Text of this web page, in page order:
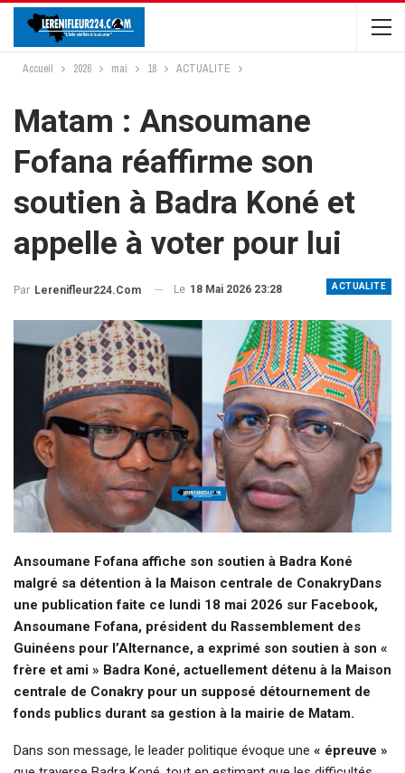
Accueil 2026 mai 18 ACTUALITE
Matam : Ansoumane
Fofana réaffirme son
soutien à Badra Koné et
appelle à voter pour lui
ACTUALITE
Par Lerenifleur224.com Le 18 Mai 2026 23:28
Ansoumane Fofana affiche son soutien à Badra Koné
malgré sa détention à la Maison centrale de ConakryDans
une publication faite ce lundi 18 mai 2026 sur Facebook,
Ansoumane Fofana, président du Rassemblement des
Guinéens pour l’Alternance, a exprimé son soutien à son «
frère et ami » Badra Koné, actuellement détenu à la Maison
centrale de Conakry pour un supposé détournement de
fonds publics durant sa gestion à la mairie de Matam.
Dans son message, le leader politique évoque une « épreuve »